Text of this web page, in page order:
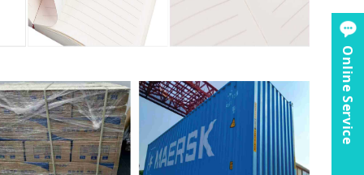
Online Service